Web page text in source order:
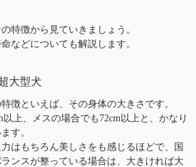
特徴から見ていきましょう。
などについても解説します。
大型犬
徴といえば、その身体の大きさです。
上、メスの場合でも72cm以上と、かなり
す。
はもちろん美しさをも感じるほどで、国
ンスが整っている場合は、大きければ大